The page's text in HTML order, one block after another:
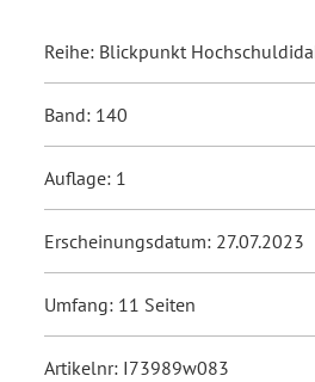
Reihe: Blickpunkt
Band: 140
Auflage: 1
Erscheinungsdatum: 27.07.2023
Umfang: 11 Seiten
Artikelnr: I73989w083